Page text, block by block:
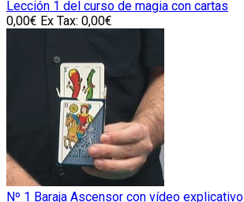
Lección 1 del curso de magia con cartas
0,00€ Ex Tax: 0,00€
Nº 1 Baraja Ascensor con vídeo explicativo